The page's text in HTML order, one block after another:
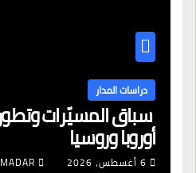
دراسات المدار
سباق المسيّرات
أوروبا وروسيا
6 أغسطس، 2026